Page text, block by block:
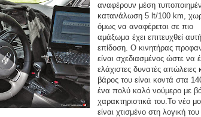
αναφέρουν μέση
κατανάλωση 5 lt/100 km,
όμως να αναφέρεται σε πιο
αμάξωμα έχει επιτευχθεί
επίδοση. Ο κινητήρας
είναι σχεδιασμένος ώστε να
ελάχιστες δυνατές απώλειες
βάρος του είναι κοντά στα
ένα πολύ καλό νούμερο με
χαρακτηριστικά του.Το νέο
είναι χτισμένο στη λογική του